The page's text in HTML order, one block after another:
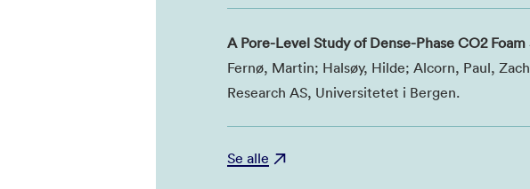
A Pore-Level Study of Dense-Phase CO2
Fernø, Martin; Halsøy, Hilde; Alcorn, Paul,
Research AS, Universitetet i Bergen.
Se alle